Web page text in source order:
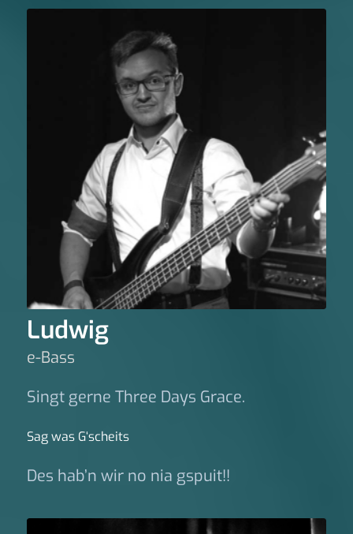
Ludwig
e-Bass
Singt gerne Three Days Grace.
Sag was G‘scheits
Des hab’n wir no nia gspuit!!